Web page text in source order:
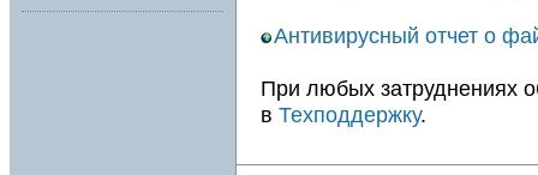
Антивирусный отчет о
При любых затруднениях
в Техподдержку.